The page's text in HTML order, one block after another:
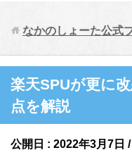
なかのしょーた公式
楽天SPUが更に
点を解説
公開日 : 2022年3月7日